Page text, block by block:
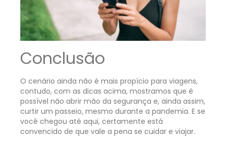
Conclusão
O cenário ainda não é mais propício para viagens,
contudo, com as dicas acima, mostramos que é
possível não abrir mão da segurança e, ainda assim,
curtir um passeio, mesmo durante a pandemia. E se
você chegou até aqui, certamente está
convencido de que vale a pena se cuidar e viajar.